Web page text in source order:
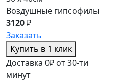
Воздушные гипсофилы
3120₽
Заказать
Купить в 1 клик
Доставка 0₽ от 30-ти
минут